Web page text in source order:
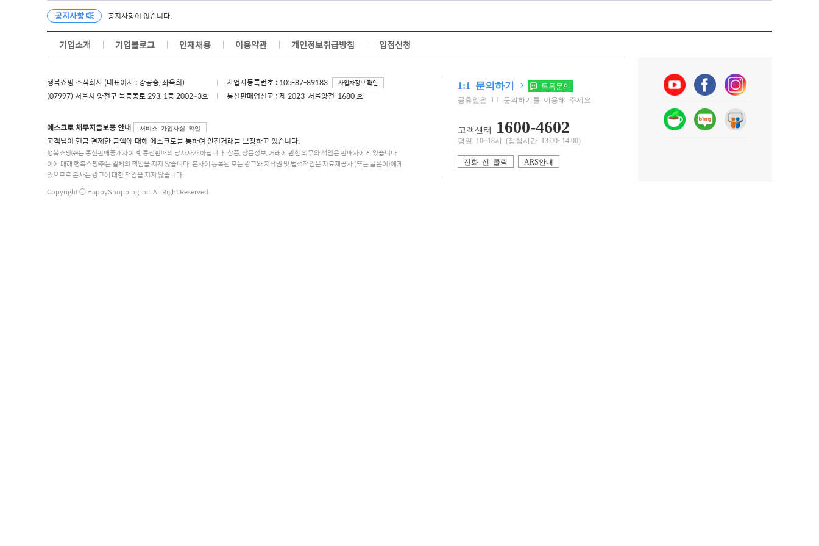
공지사항 공지사항이 없습니다.
기업소개 기업블로그 인재채용 이용약관 개인정보취급방침 입점신청
행복쇼핑 주식회사 (대표이사 : 강공승, 좌옥희)
(07997) 서울시 양천구 목동동로 293, 1동 2002~3호
사업자등록번호 : 105-87-89183 사업자정보 확인
통신판매업신고 : 제 2023-서울양천-1680 호
에스크로 채무지급보증 안내 서비스 가입사실 확인
고객님이 현금 결제한 금액에 대해 에스크로를 통하여 안전거래를 보장하고 있습니다.
행복쇼핑㈜는 통신판매중개자이며, 통신판매의 당사자가 아닙니다. 상품, 상품정보, 거래에 관한 의무와 책임은 판매자에게 있습니다.
이에 대해 행복쇼핑㈜는 일체의 책임을 지지 않습니다. 본사에 등록된 모든 광고와 저작권 및 법적책임은 자료제공사 (또는 글쓴이)에게
있으므로 본사는 광고에 대한 책임을 지지 않습니다.
Copyright ⓒ HappyShopping Inc. All Right Reserved.
1:1 문의하기
톡톡문의
공휴일은 1:1 문의하기를 이용해 주세요.
고객센터 1600-4602
평일 10~18시 (점심시간 13:00~14:00)
전화 전 클릭 ARS안내